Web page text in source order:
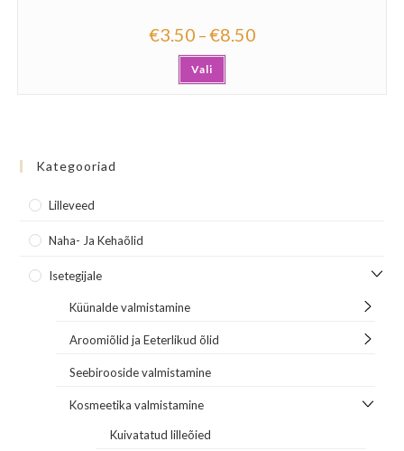
€3.50 –€8.50
Vali
Kategooriad
Lilleveed
Naha- Ja Kehaõlid
Isetegijale
Küünalde valmistamine
Aroomiõlid ja Eeterlikud õlid
Seebirooside valmistamine
Kosmeetika valmistamine
Kuivatatud lilleõied